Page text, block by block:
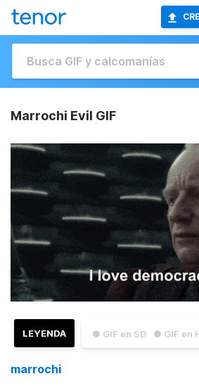
Marrochi Evil GIF
● GIF en SD ● GIF en
LEYENDA
marrochi